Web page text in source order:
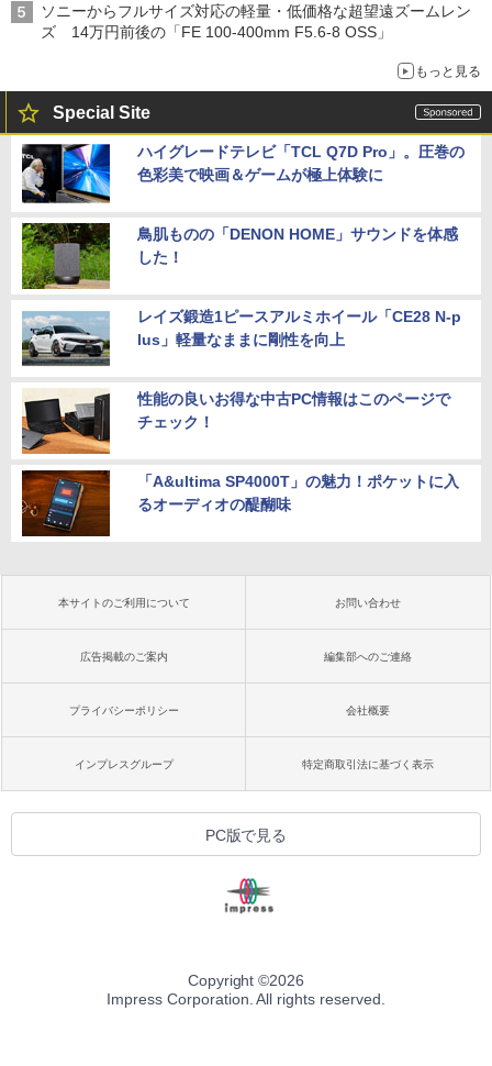
ソニーからフルサイズ対応の軽量・低価格な超望遠ズームレン
ズ 14万円前後の「FE 100-400mm F5.6-8 OSS」
もっと見る
Special Site
ハイグレードテレビ「TCL Q7D Pro」。圧巻の
色彩美で映画＆ゲームが極上体験に
鳥肌ものの「DENON HOME」サウンドを体感
した！
レイズ鍛造1ピースアルミホイール「CE28 N-p
lus」軽量なままに剛性を向上
性能の良いお得な中古PC情報はこのページで
チェック！
「A&ultima SP4000T」の魅力！ポケットに入
るオーディオの醍醐味
本サイトのご利用について お問い合わせ
広告掲載のご案内 編集部へのご連絡
プライバシーポリシー 会社概要
インプレスグループ 特定商取引法に基づく表示
PC版で見る
Copyright ©2026
Impress Corporation. All rights reserved.